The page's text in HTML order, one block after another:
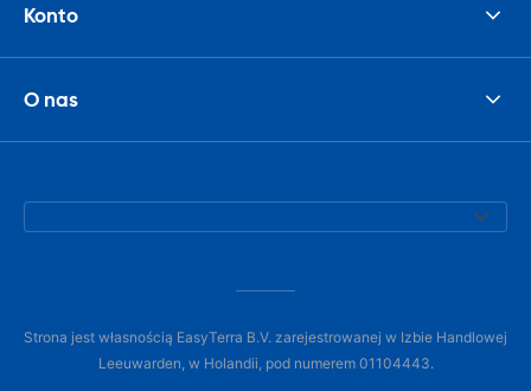
Konto
O nas
Strona jest własnością EasyTerra B.V. zarejestrowanej w Izbie Handlowej
Leeuwarden, w Holandii, pod numerem 01104443.